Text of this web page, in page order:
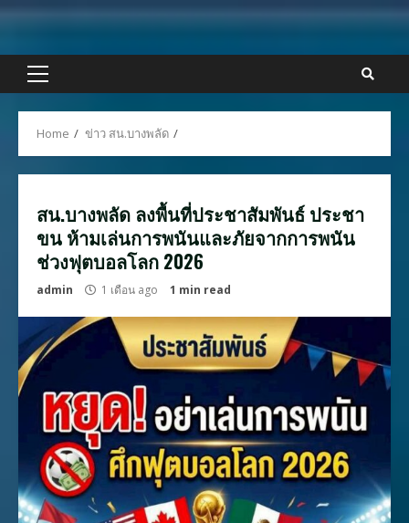
Skip
content
Primary
Home ข่าว สน.บางพลัด
สน.บางพลัด ลงพื้นที่ประชาสัมพันธ์ ประชา
ขน ห้ามเล่นการพนันและภัยจากการพนัน
ช่วงฟุตบอลโลก 2026
admin 1 เดือน ago 1 min read